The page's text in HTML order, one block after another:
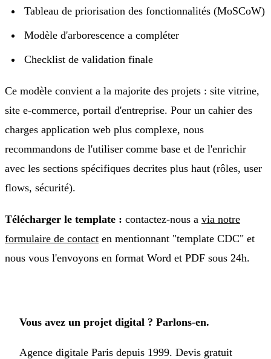
Tableau de priorisation des fonctionnalités (MoSCoW)
Modèle d'arborescence a compléter
Checklist de validation finale
Ce modèle convient a la majorite des projets : site vitrine,
site e-commerce, portail d'entreprise. Pour un cahier des
charges application web plus complexe, nous
recommandons de l'utiliser comme base et de l'enrichir
avec les sections spécifiques decrites plus haut (rôles, user
flows, sécurité).
Télécharger le template : contactez-nous a via notre
formulaire de contact en mentionnant "template CDC" et
nous vous l'envoyons en format Word et PDF sous 24h.
Vous avez un projet digital ? Parlons-en.
Agence digitale Paris depuis 1999. Devis gratuit